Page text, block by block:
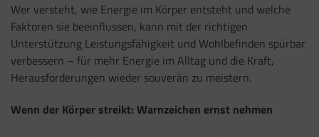
Wer versteht, wie Energie im Körper entsteht und welche
Faktoren sie beeinflussen, kann mit der richtigen
Unterstützung Leistungsfähigkeit und Wohlbefinden spürbar
verbessern – für mehr Energie im Alltag und die Kraft,
Herausforderungen wieder souverän zu meistern.
Wenn der Körper streikt: Warnzeichen ernst nehmen